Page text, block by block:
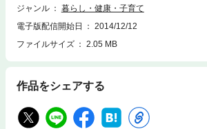
ジャンル
暮らし・健康・子育て
電子版配信開始日
2014/12/12
ファイルサイズ
2.05 MB
作品をシェアする